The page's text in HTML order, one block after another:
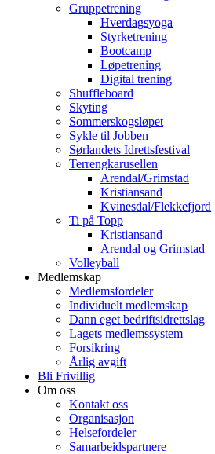
Gruppetrening
Hverdagsyoga
Styrketrening
Bootcamp
Løpetrening
Digital trening
Shuffleboard
Skyting
Sommerskogsløpet
Sykle til Jobben
Sørlandets Idrettsfestival
Terrengkarusellen
Arendal/Grimstad
Kristiansand
Kvinesdal/Flekkefjord
Ti på Topp
Kristiansand
Arendal og Grimstad
Volleyball
Medlemskap
Medlemsfordeler
Individuelt medlemskap
Dann eget bedriftsidrettslag
Lagets medlemssystem
Forsikring
Årlig avgift
Bli Frivillig
Om oss
Kontakt oss
Organisasjon
Helsefordeler
Samarbeidspartnere